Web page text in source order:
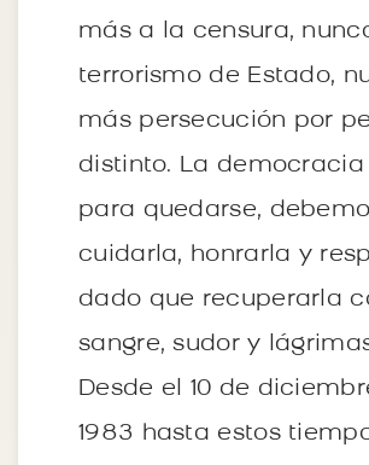
más a la censura,
terrorismo de Estado,
más persecución por
distinto. La democracia
para quedarse,
cuidarla, honrarla y
dado que recuperarla
sangre, sudor y
Desde el 10 de
1983 hasta estos